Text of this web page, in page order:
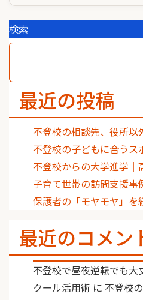
検索
最近の投稿
不登校の相談先、役所以
不登校の子どもに合うス
不登校からの大学進学｜
子育て世帯の訪問支援
保護者の「モヤモヤ」を
最近のコメン
不登校で昼夜逆転でも大
クール活用術 に 不登校